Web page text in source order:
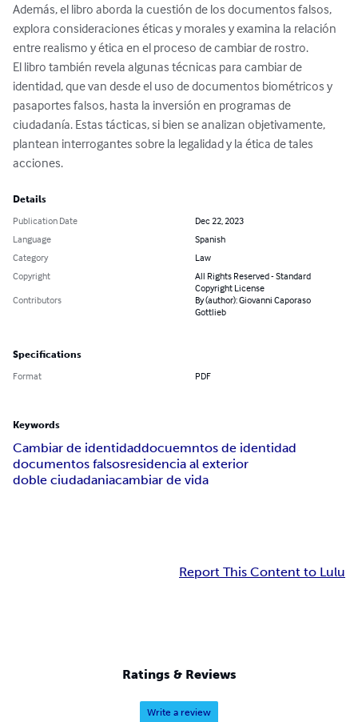
Además, el libro aborda la cuestión de los documentos falsos,
explora consideraciones éticas y morales y examina la relación
entre realismo y ética en el proceso de cambiar de rostro.
El libro también revela algunas técnicas para cambiar de
identidad, que van desde el uso de documentos biométricos y
pasaportes falsos, hasta la inversión en programas de
ciudadanía. Estas tácticas, si bien se analizan objetivamente,
plantean interrogantes sobre la legalidad y la ética de tales
acciones.
Details
Publication Date
Dec 22, 2023
Language
Spanish
Category
Law
Copyright
All Rights Reserved - Standard
Copyright License
Contributors
By (author): Giovanni Caporaso
Gottlieb
Specifications
Format PDF
Keywords
Cambiar de identidaddocuemntos de identidad
documentos falsosresidencia al exterior
doble ciudadaniacambiar de vida
Report This Content to Lulu
Ratings & Reviews
Write a review